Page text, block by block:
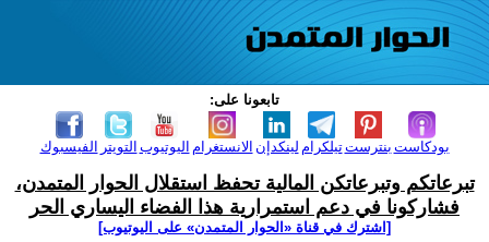
تابعونا على:
الفيسبوك التويتر اليوتيوب الانستغرام لينكدإن تيلكرامبنترست بودكاست
تبرعاتكم وتبرعاتكن المالية تحفظ استقلال الحوار المتمدن،
فشاركونا في دعم استمرارية هذا الفضاء اليساري الحر
[اشترك في قناة ‫«الحوار المتمدن» على اليوتيوب]